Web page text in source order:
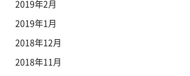
2019年2月
2019年1月
2018年12月
2018年11月